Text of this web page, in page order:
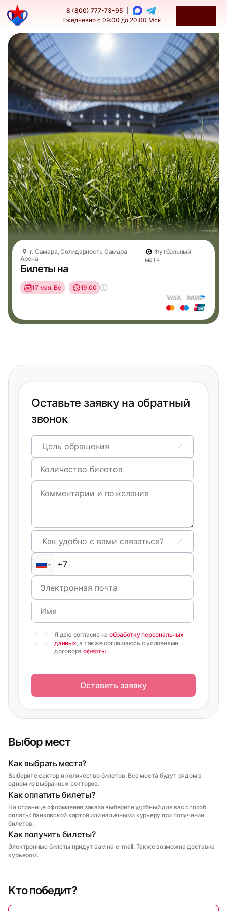
8 (800) 777-73-95
Ежедневно с 09:00 до 20:00 Мск
г. Самара, Солидарность Самара
Арена
Футбольный
матч
Билеты на
17 мая, Вс 19:00
Выбор мест
Как выбрать места?
Выберите сектор и количество билетов. Все места будут рядом в
одном из выбранных секторов.
Как оплатить билеты?
На странице оформления заказа выберите удобный для вас способ
оплаты: банковской картой или наличными курьеру при получении
билетов.
Как получить билеты?
Электронные билеты придут вам на e-mail. Также возможна доставка
курьером.
Оставьте заявку на обратный
звонок
Цель обращения
Как удобно с вами связаться?
Я даю согласие на обработку персональных
данных, а также соглашаюсь с условиями
договора оферты
Оставить заявку
Кто победит?